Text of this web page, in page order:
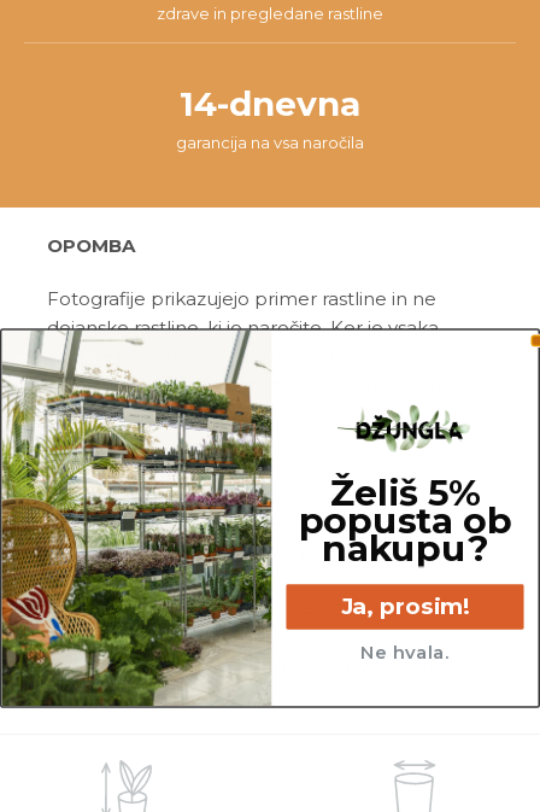
zdrave in pregledane rastline
14-dnevna
garancija na vsa naročila
OPOMBA
Fotografije prikazujejo primer rastline in ne
dejanske rastline, ki jo naročite. Ker je vsaka
rastlina unikatna, so možne manjše variacije. Med
prikazano in kupljeno rastlino so lahko manjše
razlike v velikosti, variegaciji, številu listov, vej,
cvetov, itd …
Pred pošiljanjem vse rastline skrbno
pregledamo in zagotovimo, da gredo na pot
zdrave in čim bolj podobne izdelku na fotografiji.
Vse rastline so primarno v plastičnih sadilnih
lončkih. Višino sadilnega lonca je možno razbrati
iz slike z metrom. Okrasni lonec ni vključen v
ceno.
Želiš 5%
popusta ob
nakupu?
Ja, prosim!
Ne hvala.